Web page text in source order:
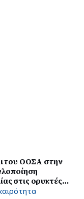
του ΟΟΣΑ στην
στις ορυκτές